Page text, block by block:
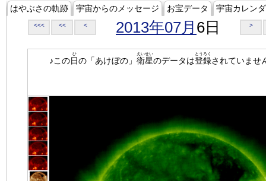
はやぶさの軌跡 宇宙からのメッセージ お宝データ 宇宙カレン
<<< << < 2013年07月 6日 >
♪この日
ひ
の「あけぼの」 衛星
えいせい
のデータは登録
とうろく
されていませ